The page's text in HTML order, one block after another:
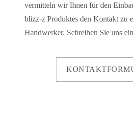
vermitteln wir Ihnen für den
blizz-z Produktes den Kontakt zu
Handwerker. Schreiben Sie uns